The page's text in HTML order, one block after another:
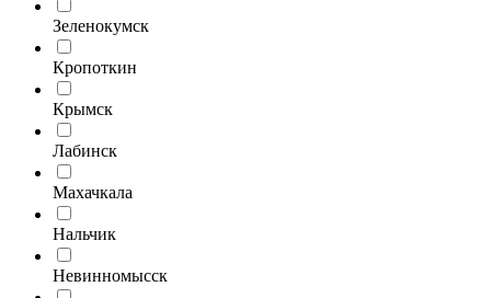
Зеленокумск
Кропоткин
Крымск
Лабинск
Махачкала
Нальчик
Невинномысск